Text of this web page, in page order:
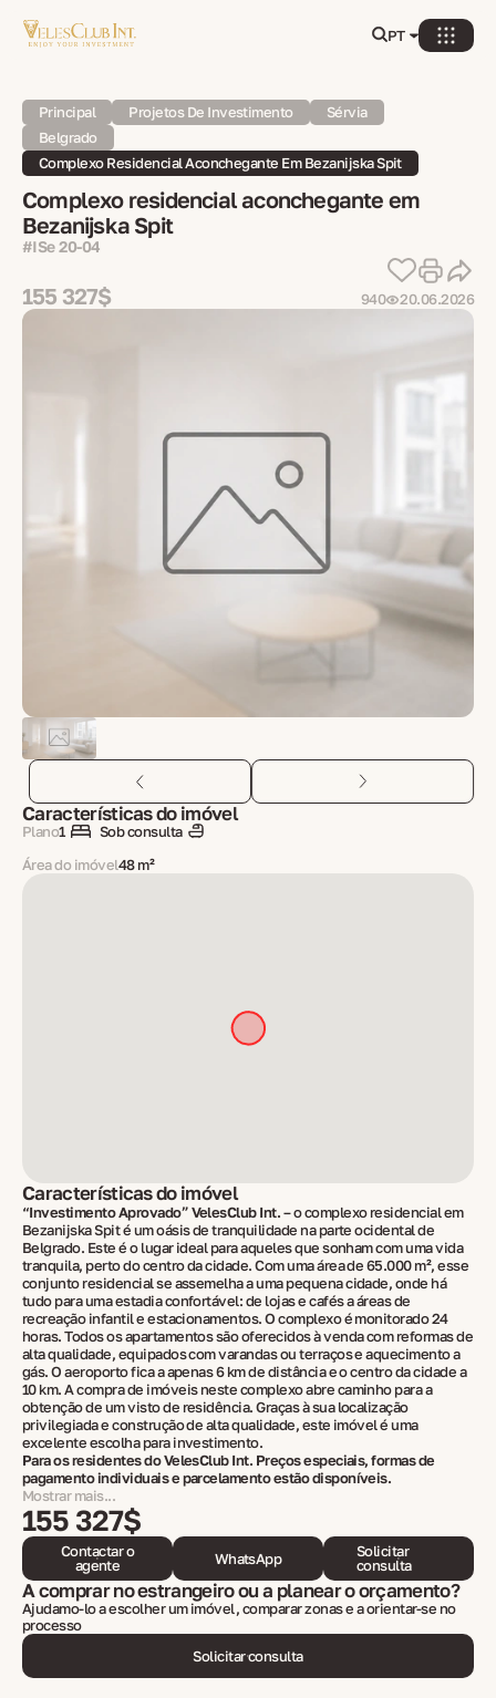
PT
Principal Projetos De Investimento
Sérvia
Belgrado
Complexo Residencial Aconchegante Em Bezanijska Spit
Complexo residencial aconchegante em
Bezanijska Spit
#ISe 20-04
155 327$ 940 20.06.2026
Características do imóvel
Plano1
Sob consulta
Área do imóvel48 m²
Características do imóvel
“Investimento Aprovado” VelesClub Int.– o complexo residencial em
Bezanijska Spit é um oásis de tranquilidade na parte ocidental de
Belgrado. Este é o lugar ideal para aqueles que sonham com uma vida
tranquila, perto do centro da cidade. Com uma área de 65.000 m², esse
conjunto residencial se assemelha a uma pequena cidade, onde há
tudo para uma estadia confortável: de lojas e cafés a áreas de
recreação infantil e estacionamentos. O complexo é monitorado 24
horas. Todos os apartamentos são oferecidos à venda com reformas de
alta qualidade, equipados com varandas ou terraços e aquecimento a
gás. O aeroporto fica a apenas 6 km de distância e o centro da cidade a
10 km. A compra de imóveis neste complexo abre caminho para a
obtenção de um visto de residência. Graças à sua localização
privilegiada e construção de alta qualidade, este imóvel é uma
excelente escolha para investimento.
Para os residentes do VelesClub Int. Preços especiais, formas de
pagamento individuais e parcelamento estão disponíveis.
Mostrar mais...
155 327$
Contactar o
agente
WhatsApp
Solicitar
consulta
A comprar no estrangeiro ou a planear o orçamento?
Ajudamo-lo a escolher um imóvel, comparar zonas e a orientar-se no
processo
Solicitar consulta